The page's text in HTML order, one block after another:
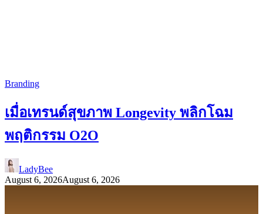
Branding
เมื่อเทรนด์สุขภาพ Longevity พลิกโฉม
พฤติกรรม O2O
LadyBee
August 6, 2026August 6, 2026